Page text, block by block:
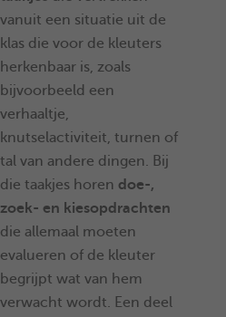
vanuit een situatie uit de
klas die voor de kleuters
herkenbaar is, zoals
bijvoorbeeld een
verhaaltje,
knutselactiviteit, turnen of
tal van andere dingen. Bij
die taakjes horen doe-,
zoek- en kiesopdrachten
die allemaal moeten
evalueren of de kleuter
begrijpt wat van hem
verwacht wordt. Een deel